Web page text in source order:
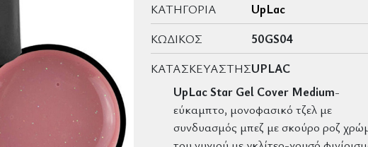
ΚΑΤΗΓΟΡΊΑ
UpLac
ΚΩΔΙΚΌΣ
50GS04
ΚΑΤΑΣΚΕΥΑΣΤΉΣUPLAC
UpLac Star Gel Cover Medium-
εύκαμπτο, μονοφασικό τζελ με
συνδυασμός μπεζ με σκούρο ροζ